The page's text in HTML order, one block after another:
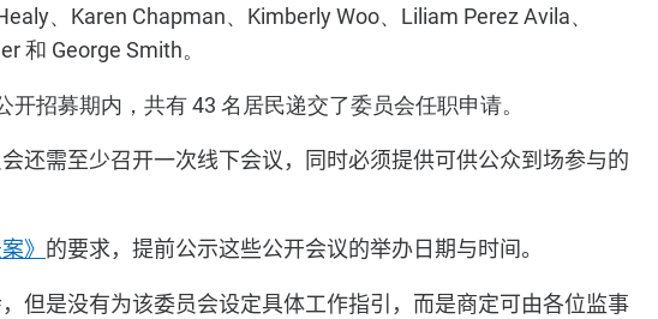
、Karen Chapman、Kimberly Woo、Liliam Perez Avila、
和 George Smith。
开招募期内，共有 43 名居民递交了委员会任职申请。
还需至少召开一次线下会议，同时必须提供可供公众到场参与的
》 的要求，提前公示这些公开会议的举办日期与时间。
但是没有为该委员会设定具体工作指引，而是商定可由各位监事